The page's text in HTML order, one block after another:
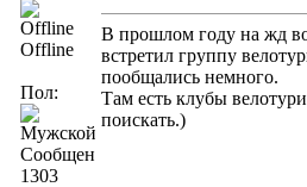
Offline
Пол:
Сообщений:
1303
В прошлом году на жд
встретил группу
пообщались немного.
Там есть клубы
поискать.)